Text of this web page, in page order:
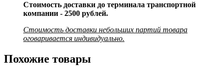
Стоимость доставки до терминала транспортной
компании - 2500 рублей.
Стоимость доставки небольших партий товара
оговаривается индивидуально.
Похожие товары